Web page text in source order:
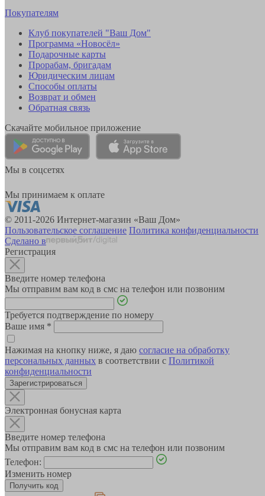
Покупателям
Клуб покупателей "Ваш Дом"
Программа «Новосёл»
Подарочные карты
Прорабам, бригадам
Юридическим лицам
Способы оплаты
Возврат и обмен
Обратная связь
Скачайте мобильное приложение
Мы в соцсетях
Мы принимаем к оплате
© 2011-2026 Интернет-магазин «Ваш Дом»
Пользовательское соглашение Политика конфиденциальности
Сделано в
Регистрация
Введите номер телефона
Мы отправим вам код в смс на телефон или позвоним
Требуется подтверждение по номеру
Ваше имя *
Нажимая на кнопку ниже, я даю согласие на обработку
персональных данных в соответствии с Политикой
конфиденциальности
Зарегистрироваться
Электронная бонусная карта
Введите номер телефона
Мы отправим вам код в смс на телефон или позвоним
Телефон:
Изменить номер